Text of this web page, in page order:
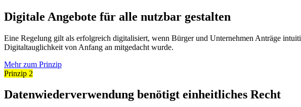
Digitale Angebote für alle nutzbar gestalten
Eine Regelung gilt als erfolgreich digitalisiert, wenn Bürger und Unternehmen Anträge
Digitaltauglichkeit von Anfang an mitgedacht wurde.
Mehr zum Prinzip
Prinzip 2
Datenwiederverwendung benötigt einheitliches Recht